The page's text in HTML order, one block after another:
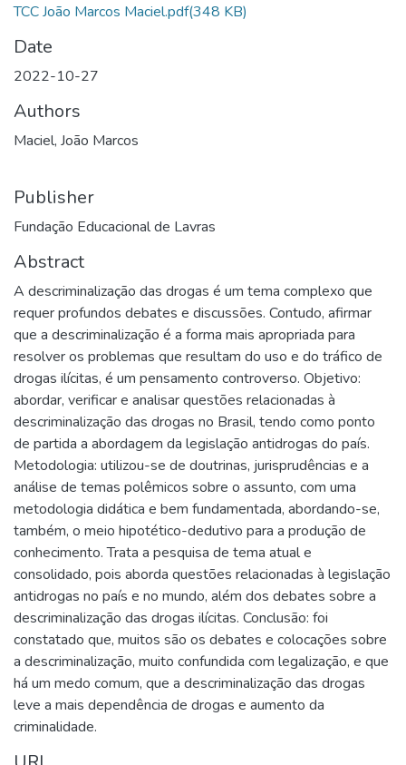
TCC João Marcos Maciel.pdf(348 KB)
Date
2022-10-27
Authors
Maciel, João Marcos
Publisher
Fundação Educacional de Lavras
Abstract
A descriminalização das drogas é um tema complexo que
requer profundos debates e discussões. Contudo, afirmar
que a descriminalização é a forma mais apropriada para
resolver os problemas que resultam do uso e do tráfico de
drogas ilícitas, é um pensamento controverso. Objetivo:
abordar, verificar e analisar questões relacionadas à
descriminalização das drogas no Brasil, tendo como ponto
de partida a abordagem da legislação antidrogas do país.
Metodologia: utilizou-se de doutrinas, jurisprudências e a
análise de temas polêmicos sobre o assunto, com uma
metodologia didática e bem fundamentada, abordando-se,
também, o meio hipotético-dedutivo para a produção de
conhecimento. Trata a pesquisa de tema atual e
consolidado, pois aborda questões relacionadas à legislação
antidrogas no país e no mundo, além dos debates sobre a
descriminalização das drogas ilícitas. Conclusão: foi
constatado que, muitos são os debates e colocações sobre
a descriminalização, muito confundida com legalização, e que
há um medo comum, que a descriminalização das drogas
leve a mais dependência de drogas e aumento da
criminalidade.